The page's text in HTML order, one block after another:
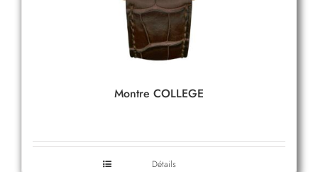
Montre COLLEGE
Détails